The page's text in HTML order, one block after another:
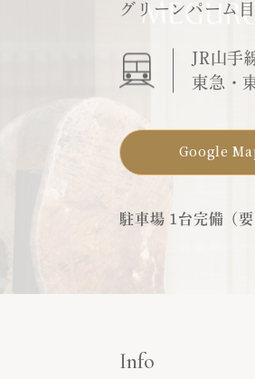
グリーンパーム
JR山手
東急・
Google
駐車場 1台完備（要
Info